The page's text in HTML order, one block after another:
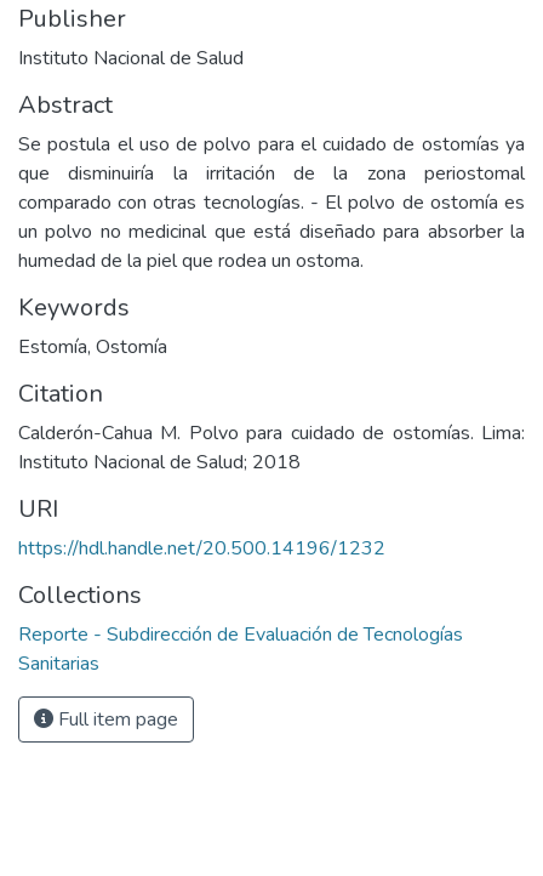
Publisher
Instituto Nacional de Salud
Abstract
Se postula el uso de polvo para el cuidado de ostomías ya
que disminuiría la irritación de la zona periostomal
comparado con otras tecnologías. - El polvo de ostomía es
un polvo no medicinal que está diseñado para absorber la
humedad de la piel que rodea un ostoma.
Keywords
Estomía, Ostomía
Citation
Calderón-Cahua M. Polvo para cuidado de ostomías. Lima:
Instituto Nacional de Salud; 2018
URI
https://hdl.handle.net/20.500.14196/1232
Collections
Reporte - Subdirección de Evaluación de Tecnologías
Sanitarias
Full item page